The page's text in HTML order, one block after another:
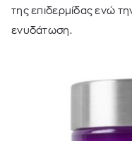
της επιδερμίδας ενώ
ενυδάτωση.